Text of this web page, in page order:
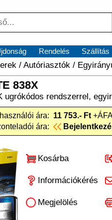
Rendelés Szállítás
/ Autóriasztók /
838X
ugrókódos rendszerrel,
ára: 11 753.- Ft
ára:
Kosárba
Információkérés
Megjelölés